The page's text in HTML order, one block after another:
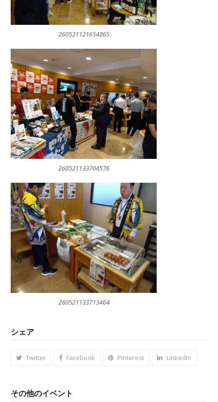
260521121654865
260521133704576
260521133713464
シェア
Twitter Facebook Pinterest LinkedIn
その他のイベント